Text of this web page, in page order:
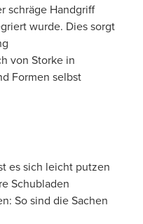
schräge Handgriff
wurde. Dies sorgt
von Storke in
Formen selbst
es sich leicht putzen
Schubladen
So sind die Sachen